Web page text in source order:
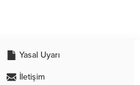
Yasal Uyarı
İletişim